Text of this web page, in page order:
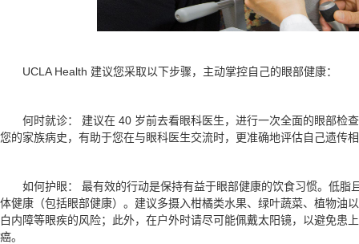
UCLA Health 建议您采取以下步骤，主动掌控自己的眼部健康：
何时就诊： 建议在 40 岁前去看眼科医生，进行一次全面的眼部检
您的家族病史，有助于您在与眼科医生交流时，更准确地评估自己遗传
如何护眼： 最有效的行动是保持有益于眼部健康的饮食习惯。低
体健康（包括眼部健康）。建议多摄入柑橘类水果、绿叶蔬菜、植物油
白内障等眼疾的风险；此外，在户外时请尽可能佩戴太阳镜，以避免患
癌。